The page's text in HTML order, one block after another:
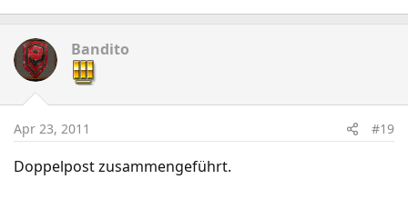
Bandito
Apr 23, 2011 #19
Doppelpost zusammengeführt.